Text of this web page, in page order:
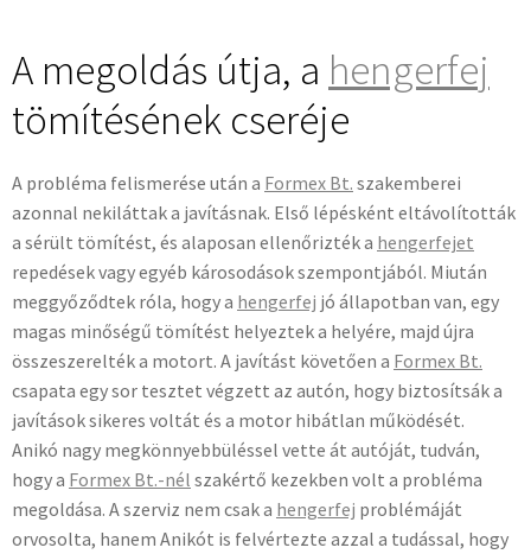
A megoldás útja, a hengerfej
tömítésének cseréje
A probléma felismerése után a Formex Bt. szakemberei
azonnal nekiláttak a javításnak. Első lépésként eltávolították
a sérült tömítést, és alaposan ellenőrizték a hengerfejet
repedések vagy egyéb károsodások szempontjából. Miután
meggyőződtek róla, hogy a hengerfej jó állapotban van, egy
magas minőségű tömítést helyeztek a helyére, majd újra
összeszerelték a motort. A javítást követően a Formex Bt.
csapata egy sor tesztet végzett az autón, hogy biztosítsák a
javítások sikeres voltát és a motor hibátlan működését.
Anikó nagy megkönnyebbüléssel vette át autóját, tudván,
hogy a Formex Bt.-nél szakértő kezekben volt a probléma
megoldása. A szerviz nem csak a hengerfej problémáját
orvosolta, hanem Anikót is felvértezte azzal a tudással, hogy